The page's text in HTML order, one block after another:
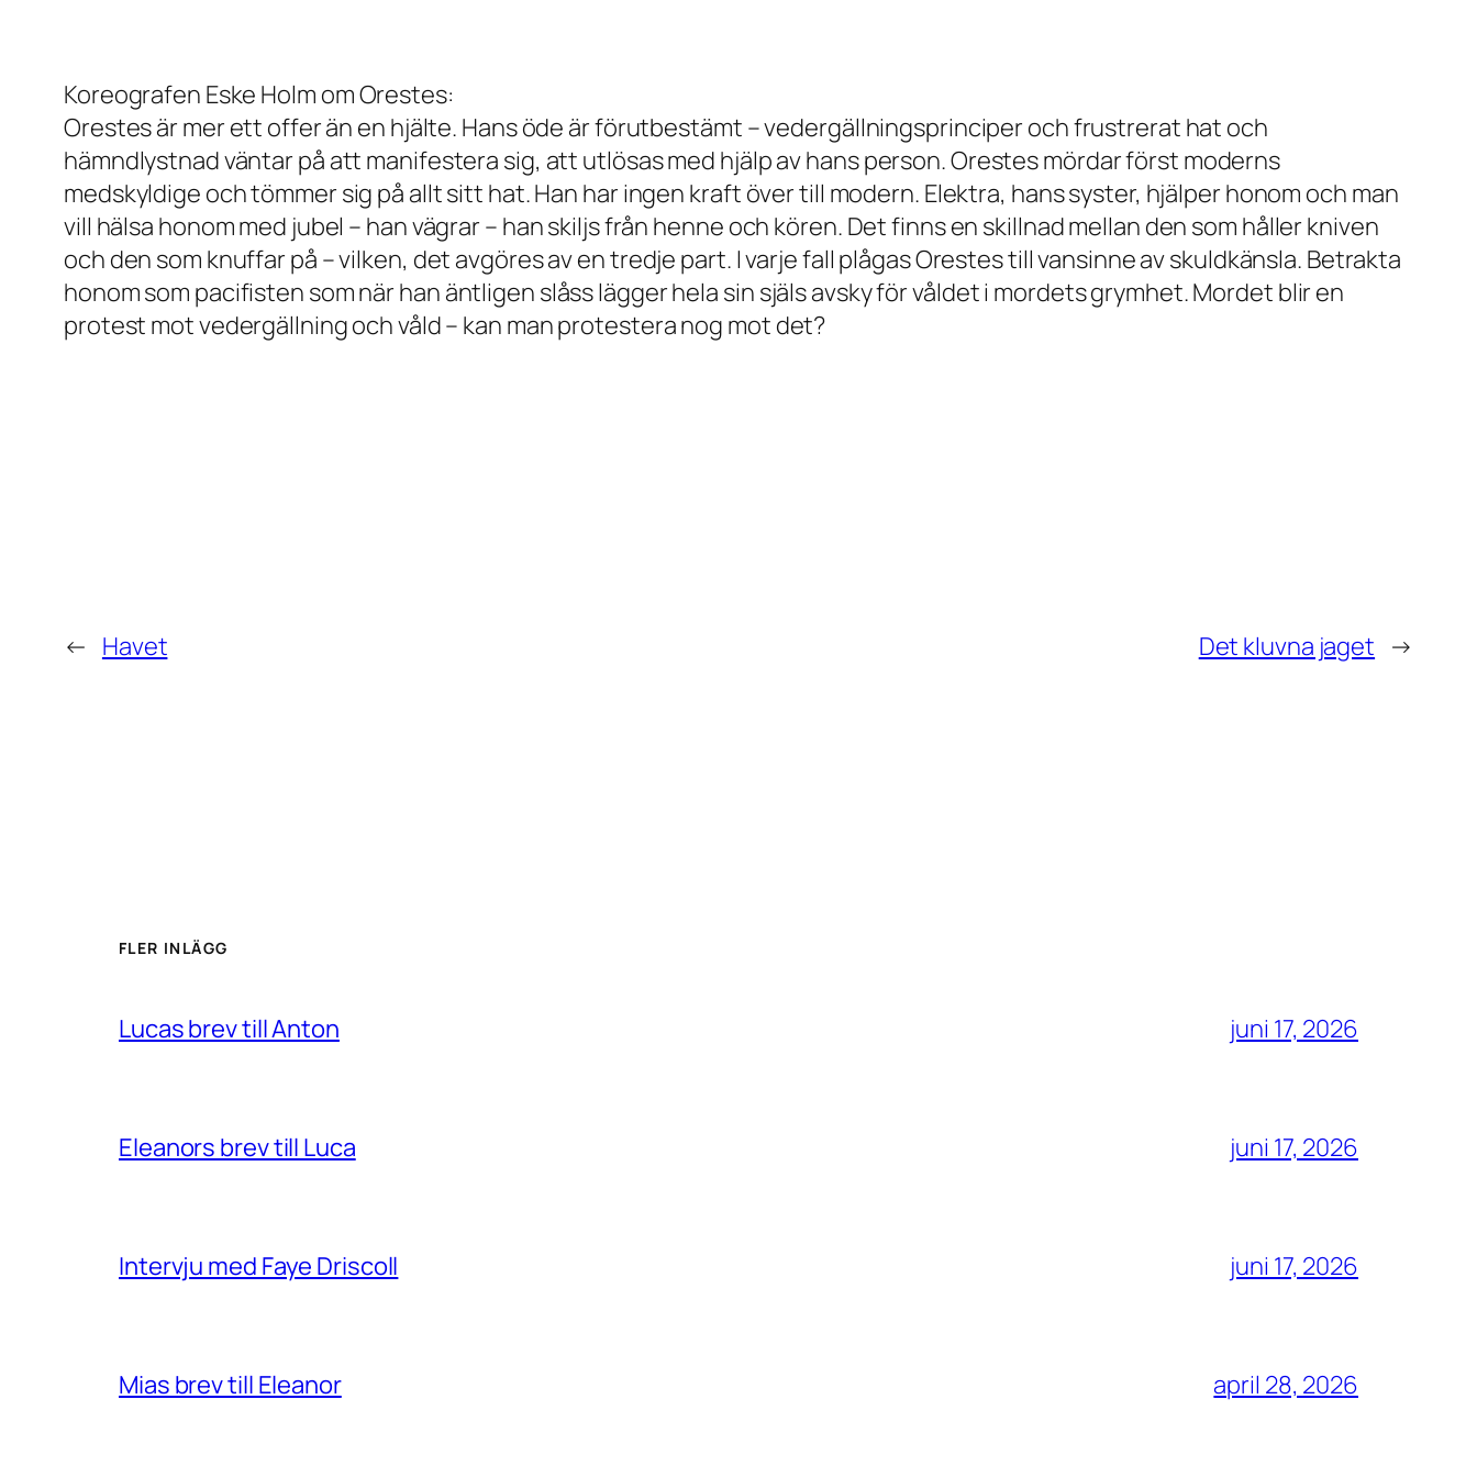
Koreografen Eske Holm omOrestes:
Orestes är mer ett offer än en hjälte. Hans öde är förutbestämt – vedergällningsprinciper och frustrerat hat och
hämndlystnad väntar på att manifestera sig, att utlösas med hjälp av hans person. Orestes mördar först moderns
medskyldige och tömmer sig på allt sitt hat. Han har ingen kraft över till modern. Elektra, hans syster, hjälper honom och man
vill hälsa honom med jubel – han vägrar – han skiljs från henne och kören. Det finns en skillnad mellan den som håller kniven
och den som knuffar på – vilken, det avgöres av en tredje part. I varje fall plågas Orestes till vansinne av skuldkänsla. Betrakta
honom som pacifisten som när han äntligen slåss lägger hela sin själs avsky för våldet i mordets grymhet. Mordet blir en
protest mot vedergällning och våld – kan man protestera nog mot det?
← Havet Det kluvna jaget →
FLER INLÄGG
Lucas brev till Anton juni 17, 2026
Eleanors brev till Luca juni 17, 2026
Intervju med Faye Driscoll juni 17, 2026
Mias brev till Eleanor april 28, 2026